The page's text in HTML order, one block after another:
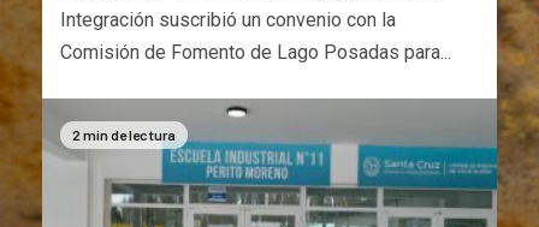
Integración suscribió un convenio con la
Comisión de Fomento de Lago Posadas para...
2 min de lectura